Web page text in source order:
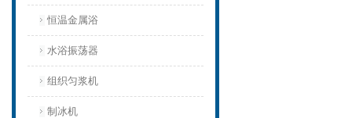
恒温金属浴
水浴振荡器
组织匀浆机
制冰机